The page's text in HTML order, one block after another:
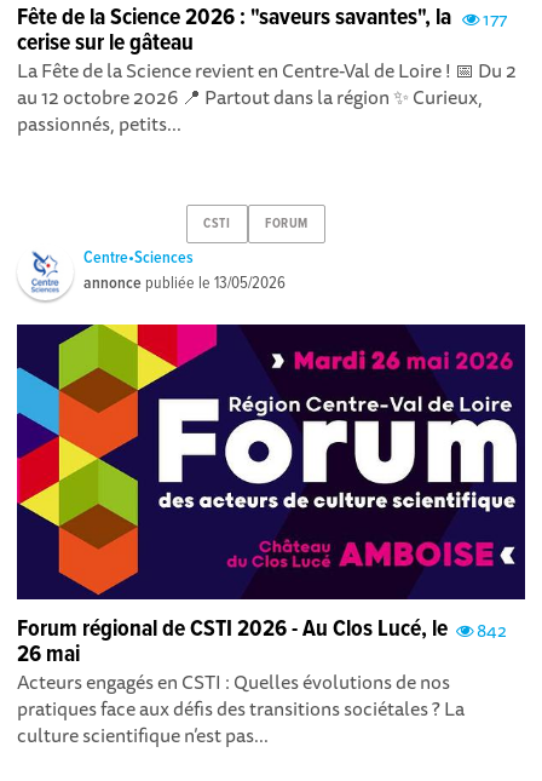
177
Fête de la Science 2026 : "saveurs savantes", la
cerise sur le gâteau
La Fête de la Science revient en Centre-Val de Loire ! 📅 Du 2
au 12 octobre 2026 📍 Partout dans la région ✨ Curieux,
passionnés, petits...
CSTI FORUM
Centre•Sciences
annonce publiée le13/05/2026
842
Forum régional de CSTI 2026 - Au Clos Lucé, le
26 mai
Acteurs engagés en CSTI : Quelles évolutions de nos
pratiques face aux défis des transitions sociétales ? La
culture scientifique n’est pas...